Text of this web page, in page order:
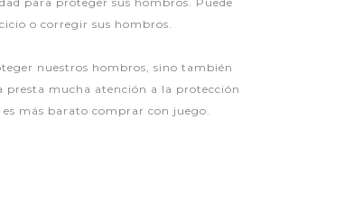
o corregir sus hombros.
nuestros hombros, sino también
presta mucha atención a la protección
más barato comprar con juego.